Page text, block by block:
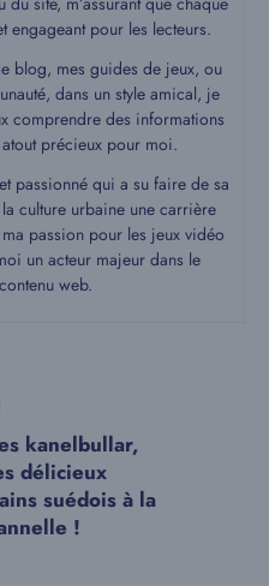
engageant pour les lecteurs.
blog, mes guides de jeux, ou
dans un style amical, je
comprendre des informations
précieux pour moi.
passionné qui a su faire de sa
culture urbaine une carrière
passion pour les jeux vidéo
un acteur majeur dans le
web.
kanelbullar,
délicieux
suédois à la
!